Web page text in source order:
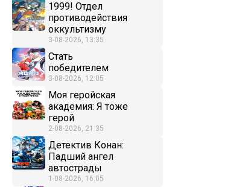
1999! Отдел
противодействия
оккультизму
3-08-2026, 13:35
Стать
победителем
3-08-2026, 12:05
Моя геройская
академия: Я тоже
герой
2-08-2026, 21:35
Детектив Конан:
Падший ангел
автострады
1-08-2026, 16:05